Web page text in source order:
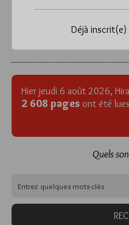
Déjà inscrit(e)
Hier jeudi 6 août 2026,
2 608 pages ont été
Quels